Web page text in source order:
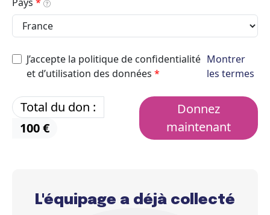
L'équipage a déjà collecté